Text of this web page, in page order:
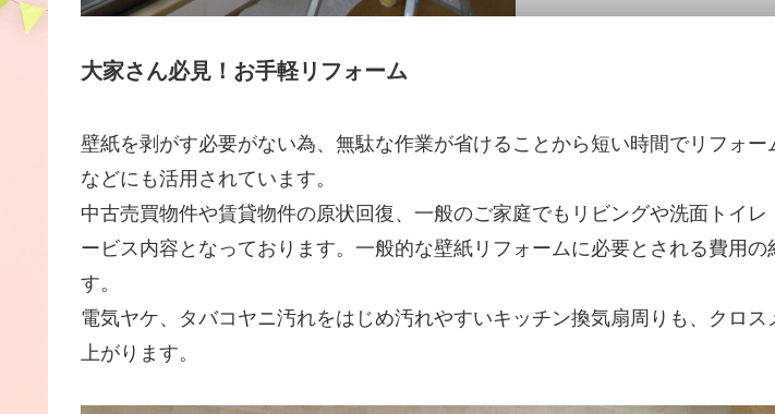
大家さん必見！ お手軽リフォーム
壁紙を剥がす必要がない為、無駄な作業が省けることから短い時間でリフォ
などにも活用されています。
中古売買物件や賃貸物件の原状回復、一般のご家庭でもリビングや洗面トイ
ービス内容となっております。一般的な壁紙リフォームに必要とされる費用
す。
電気ヤケ、タバコヤニ汚れをはじめ汚れやすいキッチン換気扇周りも、クロ
上がります。